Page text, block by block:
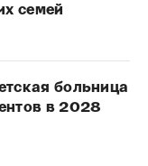
семей
больница
в 2028